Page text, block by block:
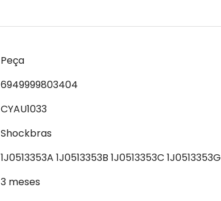
Peça
6949999803404
CYAU1033
Shockbras
1J0513353A 1J0513353B 1J0513353C 1J0513353G
3 meses